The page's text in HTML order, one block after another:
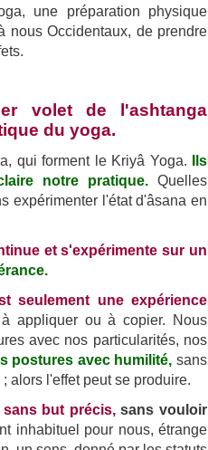
une préparation physique
nous Occidentaux, de prendre
volet de l'ashtanga
du yoga.
qui forment le Kriyâ Yoga.
Ils
notre pratique. Quelles
expérimenter l'état d'âsana en
et s'expérimente sur un
seulement une expérience
appliquer ou à copier. Nous
avec nos particularités, nos
postures avec humilité, sans
alors l'effet peut se produire.
sans but précis,sans vouloir
inhabituel pour nous, étrange